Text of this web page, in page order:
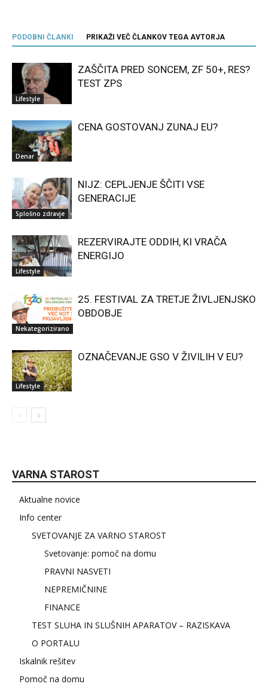
PODOBNI ČLANKI PRIKAŽI VEČ ČLANKOV TEGA AVTORJA
Lifestyle
ZAŠČITA PRED SONCEM, ZF 50+, RES?
TEST ZPS
Denar
CENA GOSTOVANJ ZUNAJ EU?
Splošno zdravje
NIJZ: CEPLJENJE ŠČITI VSE
GENERACIJE
Lifestyle
REZERVIRAJTE ODDIH, KI VRAČA
ENERGIJO
Nekategorizirano
25. FESTIVAL ZA TRETJE ŽIVLJENJSKO
OBDOBJE
Lifestyle
OZNAČEVANJE GSO V ŽIVILIH V EU?
VARNA STAROST
Aktualne novice
Info center
SVETOVANJE ZA VARNO STAROST
Svetovanje: pomoč na domu
PRAVNI NASVETI
NEPREMIČNINE
FINANCE
TEST SLUHA IN SLUŠNIH APARATOV – RAZISKAVA
O PORTALU
Iskalnik rešitev
Pomoč na domu